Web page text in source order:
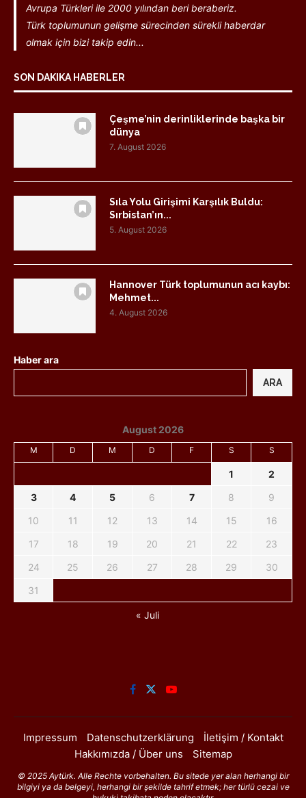
Avrupa Türkleri ile 2000 yılından beri beraberiz.
Türk toplumunun gelişme sürecinden sürekli haberdar
olmak için bizi takip edin...
SON DAKIKA HABERLER
Çeşme’nin derinliklerinde başka bir
dünya
7. August 2026
Sıla Yolu Girişimi Karşılık Buldu:
Sırbistan’ın...
5. August 2026
Hannover Türk toplumunun acı kaybı:
Mehmet...
4. August 2026
Haber ara
ARA
August 2026
M D M D F S S
1
2
3
4 5 6 7 8
9
10
11 12 13 14 15
16
17
18 19 20 21 22
23
24
25 26 27 28 29
30
31
« Juli
Impressum Datenschutzerklärung
İletişim / Kontakt
Hakkımızda / Über uns
Sitemap
© 2025 Aytürk. Alle Rechte vorbehalten. Bu sitede yer alan herhangi bir
bilgiyi ya da belgeyi, herhangi bir şekilde tahrif etmek; her türlü cezai ve